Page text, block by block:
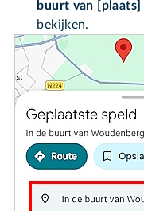
buurt van [plaats]
bekijken.